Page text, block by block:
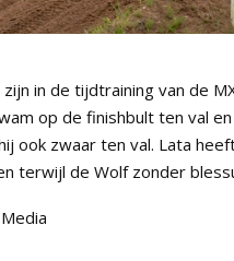
in de tijdtraining van de
op de finishbult ten val
ook zwaar ten val. Lata
terwijl de Wolf zonder